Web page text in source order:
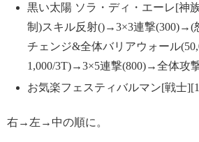
黒い太陽 ソラ・ディ・エーレ[神
制)スキル反射()→3×3連撃(300)→(
チェンジ&全体バリアウォール
1,000/3T)→3×5連撃(800)→全体攻
お気楽フェスティバルマン[戦士
右→左→中の順に。